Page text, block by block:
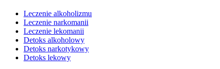
Leczenie alkoholizmu
Leczenie narkomanii
Leczenie lekomanii
Detoks alkoholowy
Detoks narkotykowy
Detoks lekowy